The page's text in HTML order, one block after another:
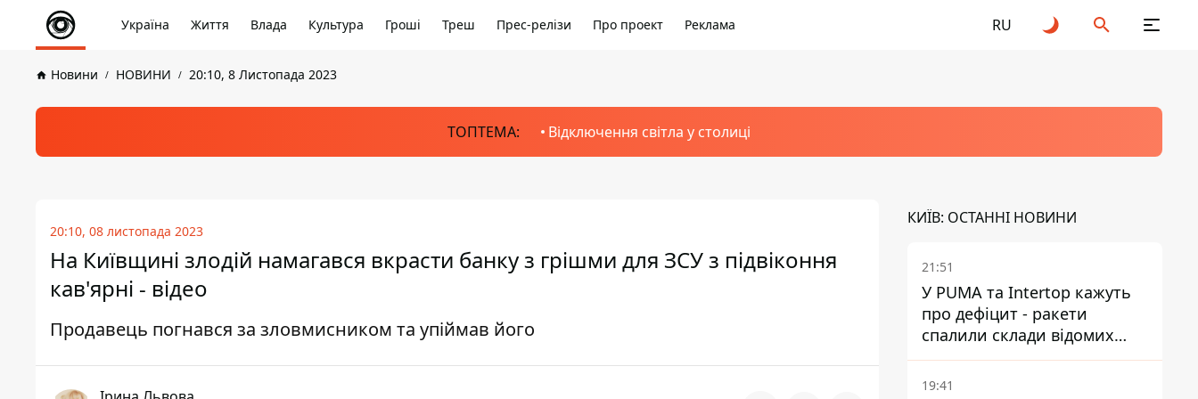
Україна Життя Влада Культура Гроші Треш Прес-релізи Про проект Реклама RU
Новини НОВИНИ 20:10, 8 Листопада 2023
ТОПТЕМА: Відключення світла у столиці
20:10, 08 листопада 2023
На Київщині злодій намагався вкрасти банку з грішми для ЗСУ з підвіконня
кав'ярні - відео
Продавець погнався за зловмисником та упіймав його
КИЇВ: ОСТАННІ НОВИНИ
21:51
У PUMA та Intertop кажуть
про дефіцит - ракети
спалили склади відомих
брендів
19:41